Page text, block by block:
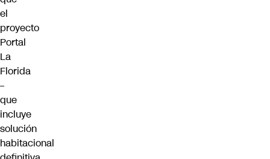
el
proyecto
Portal
La
Florida
–
que
incluye
solución
habitacional